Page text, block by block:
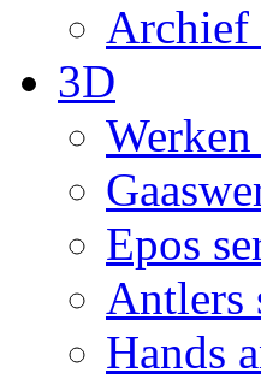
Archief
3D
Epos
Antlers
Hands